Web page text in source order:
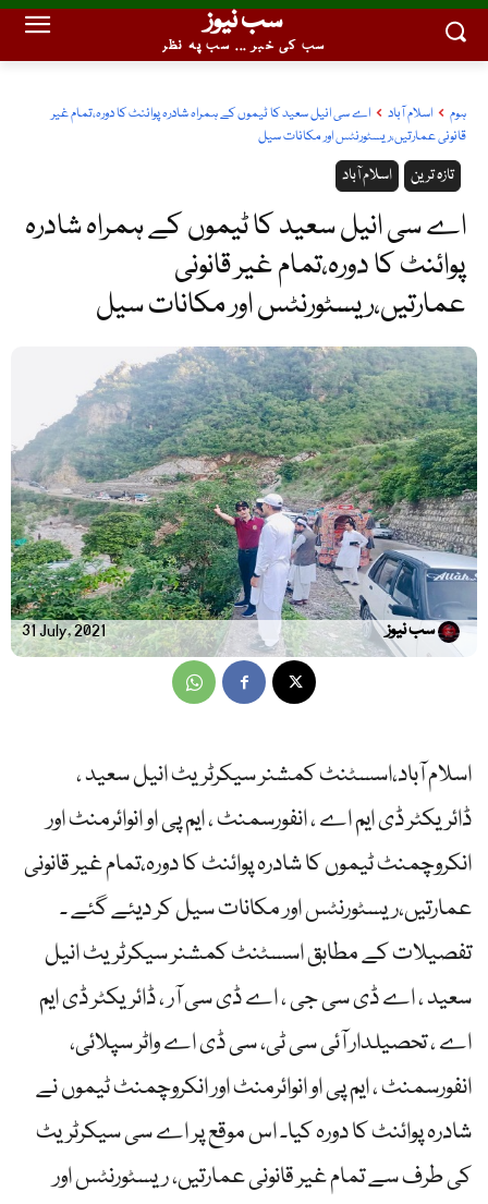
سب نیوز
سب کی خبر ... سب پہ نظر
ہوم اسلام آباد
اے سی انیل سعید کا ٹیموں کے ہمراہ شادرہ پوائنٹ کا دورہ،تمام غیر
قانونی عمارتیں،ریسٹورنٹس اور مکانات سیل
اسلام آباد تازہ ترین
اے سی انیل سعید کا ٹیموں کے ہمراہ شادرہ
پوائنٹ کا دورہ،تمام غیر قانونی
عمارتیں،ریسٹورنٹس اور مکانات سیل
31 July, 2021 سب نیوز
اسلام آباد،اسسٹنٹ کمشنر سیکرٹریٹ انیل سعید ،
ڈائریکٹر ڈی ایم اے ، انفورسمنٹ ، ایم پی او انوائرمنٹ اور
انکروچمنٹ ٹیموں کا شادرہ پوائنٹ کا دورہ،تمام غیر قانونی
عمارتیں،ریسٹورنٹس اور مکانات سیل کر دیئے گئے ۔
تفصیلات کے مطابق اسسٹنٹ کمشنر سیکرٹریٹ انیل
سعید ، اے ڈی سی جی ، اے ڈی سی آر ، ڈائریکٹر ڈی ایم
اے ، تحصیلدار آئی سی ٹی، سی ڈی اے واٹر سپلائی،
انفورسمنٹ ، ایم پی او انوائرمنٹ اور انکروچمنٹ ٹیموں نے
شادرہ پوائنٹ کا دورہ کیا۔ اس موقع پر اے سی سیکرٹریٹ
کی طرف سے تمام غیر قانونی عمارتیں، ریسٹورنٹس اور